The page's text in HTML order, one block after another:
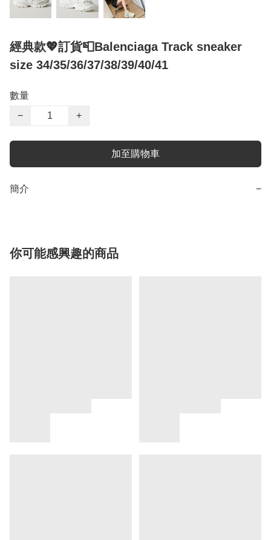
經典款💖訂貨📮Balenciaga Track sneaker
size 34/35/36/37/38/39/40/41
數量
−
+
加至購物車
簡介 −
你可能感興趣的商品